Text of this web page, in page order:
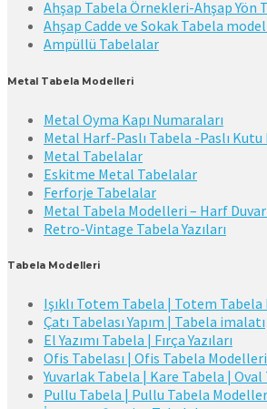
Ahşap Tabela Örnekleri-Ahşap Yön
Ahşap Cadde ve Sokak Tabela
Ampüllü Tabelalar
Metal Tabela Modelleri
Metal Oyma Kapı Numaraları
Metal Harf-Paslı Tabela -Paslı
Metal Tabelalar
Eskitme Metal Tabelalar
Ferforje Tabelalar
Metal Tabela Modelleri – Harf Duvar
Retro-Vintage Tabela Yazıları
Tabela Modelleri
Işıklı Totem Tabela | Totem Tabela
Çatı Tabelası Yapım | Tabela imalatı
El Yazımı Tabela | Fırça Yazıları
Ofis Tabelası | Ofis Tabela
Yuvarlak Tabela | Kare Tabela | Oval
Pullu Tabela | Pullu Tabela